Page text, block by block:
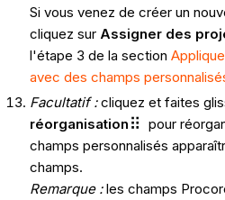
Si vous venez de créer un
cliquez sur Assigner des
l'étape 3 de la section
avec des champs
Facultatif :cliquez et faites
réorganisation
pour
champs personnalisés
champs.
Remarque :les champs